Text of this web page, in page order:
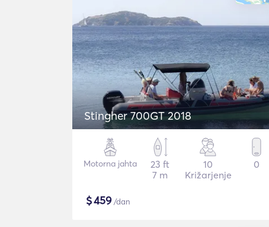
Stingher 700GT 2018
Motorna jahta
23 ft
7 m
10
Križarjenje
0
$459/dan